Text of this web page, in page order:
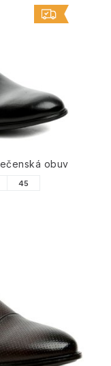
obuv
45